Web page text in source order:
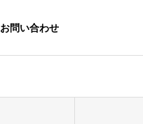
お問い合わせ